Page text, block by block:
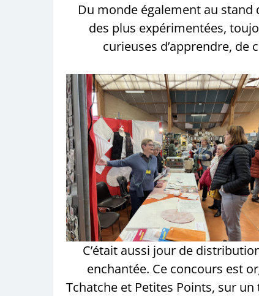
Du monde également au stand
des plus expérimentées,
curieuses d’apprendre, de
C’était aussi jour de
enchantée. Ce concours est
Tchatche et Petites Points, sur